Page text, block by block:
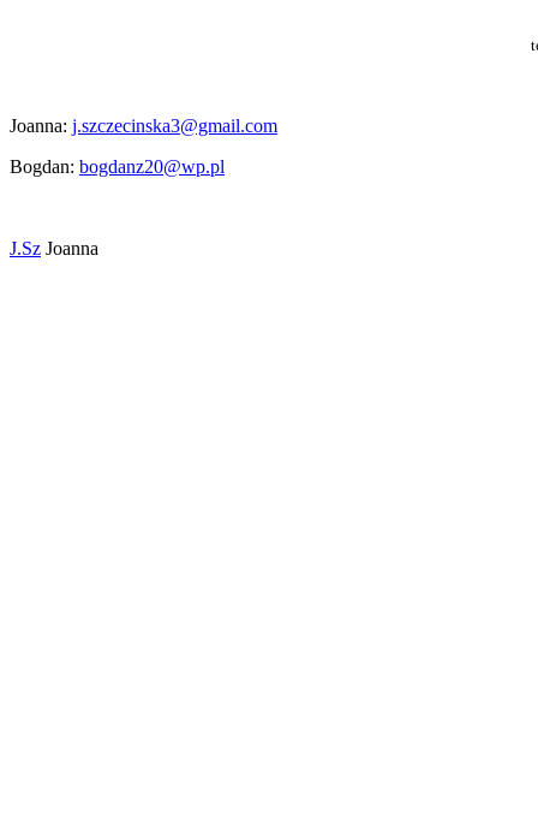
Joanna: j.szczecinska3@gmail.com
Bogdan: bogdanz20@wp.pl
J.Sz Joanna